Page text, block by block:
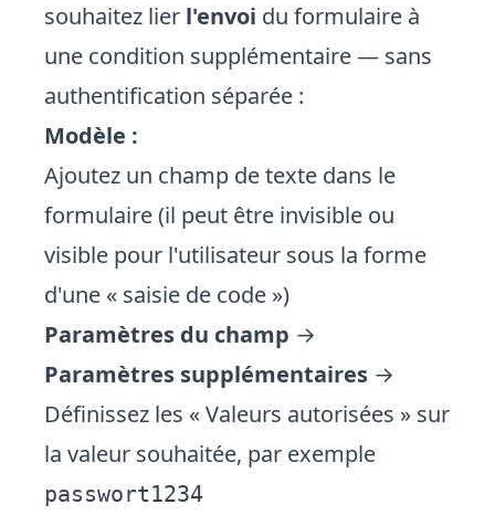
souhaitez lier l'envoi du formulaire à
une condition supplémentaire — sans
authentification séparée :
Modèle :
Ajoutez un champ de texte dans le
formulaire (il peut être invisible ou
visible pour l'utilisateur sous la forme
d'une « saisie de code »)
Paramètres du champ →
Paramètres supplémentaires →
Définissez les « Valeurs autorisées » sur
la valeur souhaitée, par exemple
passwort1234